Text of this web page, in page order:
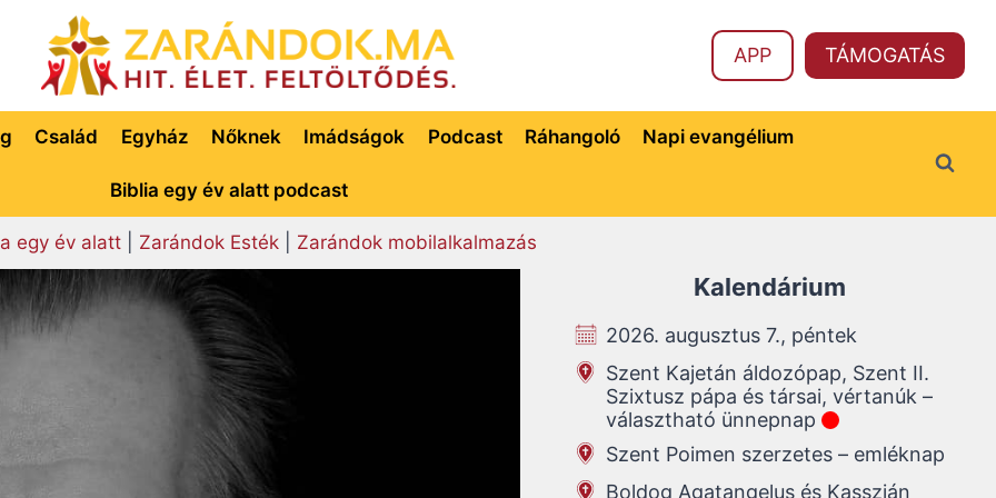
APP TÁMOGATÁS
Család Egyház Nőknek Imádságok Podcast Ráhangoló Napi evangélium
Biblia egy év alatt podcast
egy év alatt| Zarándok Esték| Zarándok mobilalkalmazás
Kalendárium
2026. augusztus 7., péntek
Szent Kajetán áldozópap, Szent II.
Szixtusz pápa és társai, vértanúk –
választható ünnepnap
Szent Poimen szerzetes – emléknap
Boldog Agatangelus és Kasszián